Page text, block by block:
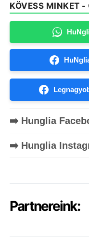
KÖVESS MINKET
➡️ Hunglia
➡️ Hunglia
Partnereink: